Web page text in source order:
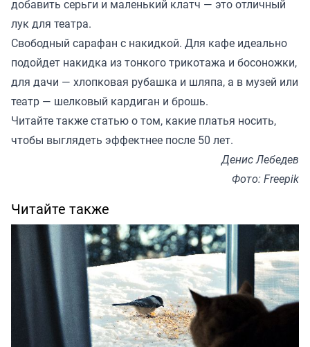
добавить серьги и маленький клатч — это отличный
лук для театра.
Свободный сарафан с накидкой. Для кафе идеально
подойдет накидка из тонкого трикотажа и босоножки,
для дачи — хлопковая рубашка и шляпа, а в музей или
театр — шелковый кардиган и брошь.
Читайте такжестатьюо том, какие платья носить,
чтобы выглядеть эффектнее после 50 лет.
Денис Лебедев
Фото: Freepik
Читайте также